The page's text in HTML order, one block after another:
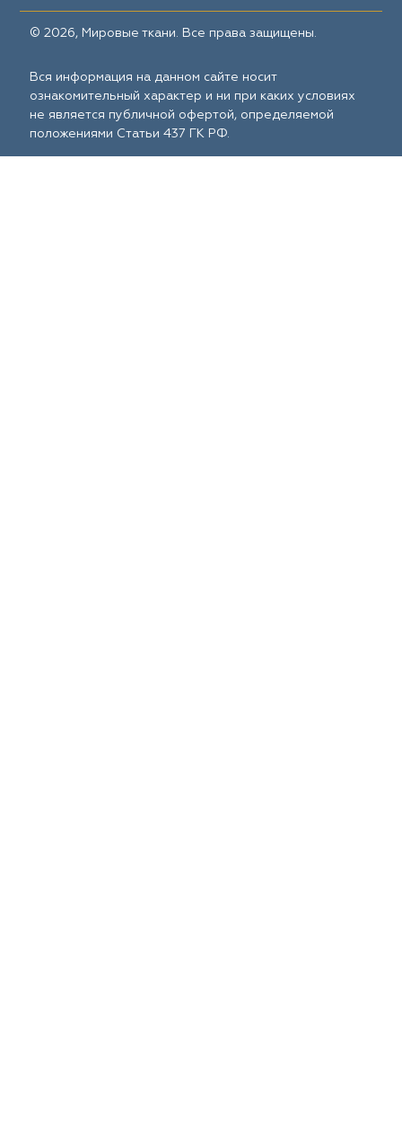
© 2026, Мировые ткани. Все права защищены.
Вся информация на данном сайте носит
ознакомительный характер и ни при каких условиях
не является публичной офертой, определяемой
положениями Статьи 437 ГК РФ.